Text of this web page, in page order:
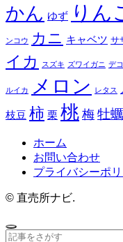
かん ゆず りん
ンコウ カニ キャベツ サ
イカ
スズキ ズワイガニ デ
ルイカ メロン レタス
枝豆 柿 栗 桃 梅 牡蠣
ホーム
お問い合わせ
プライバシーポ
© 直売所ナビ.